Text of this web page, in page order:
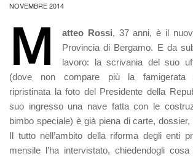
NOVEMBRE 2014
M atteo Rossi, 37 anni, è il
Provincia di Bergamo. E da
lavoro: la scrivania del suo
(dove non compare più la famigerata
ripristinata la foto del Presidente della
suo ingresso una nave fatta con le
bimbo speciale) è già piena di carte,
Il tutto nell’ambito della riforma degli enti
mensile l’ha intervistato, chiedendogli